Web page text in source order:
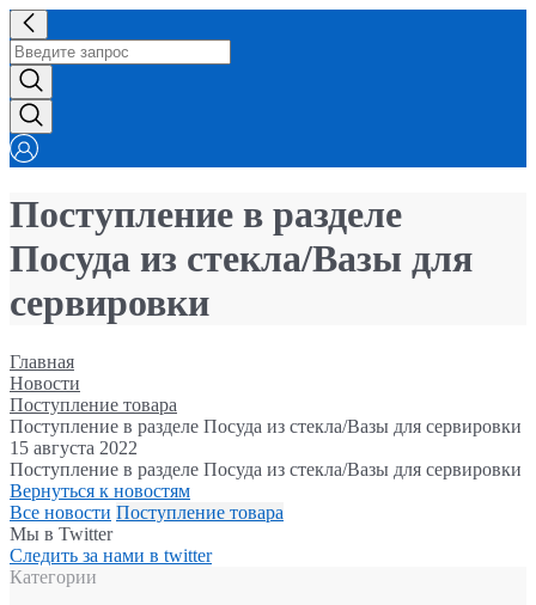
Поступление в разделе
Посуда из стекла/Вазы для
сервировки
Главная
Новости
Поступление товара
Поступление в разделе Посуда из стекла/Вазы для сервировки
15 августа 2022
Поступление в разделе Посуда из стекла/Вазы для сервировки
Вернуться к новостям
Все новости Поступление товара
Мы в Twitter
Следить за нами в twitter
Категории